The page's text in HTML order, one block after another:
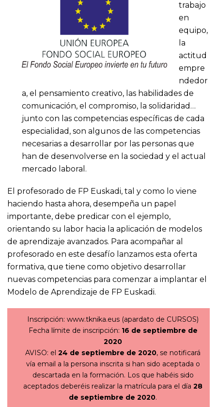
trabajo
en
equipo,
la
actitud
empre
ndedor
a, el pensamiento creativo, las habilidades de
comunicación, el compromiso, la solidaridad…
junto con las competencias específicas de cada
especialidad, son algunos de las competencias
necesarias a desarrollar por las personas que
han de desenvolverse en la sociedad y el actual
mercado laboral.
El profesorado de FP Euskadi, tal y como lo viene
haciendo hasta ahora, desempeña un papel
importante, debe predicar con el ejemplo,
orientando su labor hacia la aplicación de modelos
de aprendizaje avanzados. Para acompañar al
profesorado en este desafío lanzamos esta oferta
formativa, que tiene como objetivo desarrollar
nuevas competencias para comenzar a implantar el
Modelo de Aprendizaje de FP Euskadi.
Inscripción: www.tknika.eus (apardato de CURSOS)
Fecha límite de inscripción: 16 de septiembre de
2020
AVISO: el 24 de septiembre de 2020, se notificará
vía email a la persona inscrita si han sido aceptada o
descartada en la formación. Los que habéis sido
aceptados deberéis realizar la matrícula para el día 28
de septiembre de 2020.